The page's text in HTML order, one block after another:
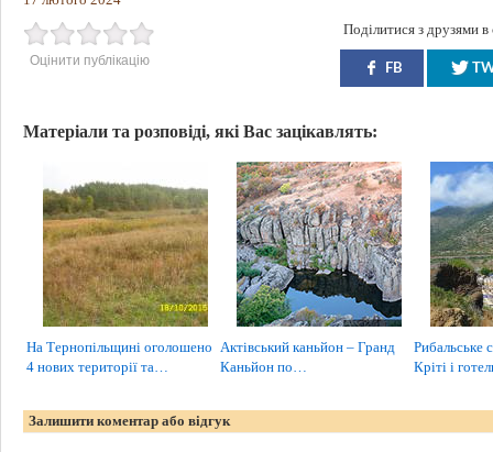
Оцінити публікацію
Поділитися з друзями
FB
Матеріали та розповіді, які Вас зацікавлять:
На Тернопільщині оголошено
4 нових території та…
Актівський каньйон – Гранд
Каньйон по…
Рибальське
Кріті і
Залишити коментар або відгук